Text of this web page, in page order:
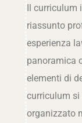
Il curriculum
riassunto
esperienza
panoramica
elementi di
curriculum
organizzato